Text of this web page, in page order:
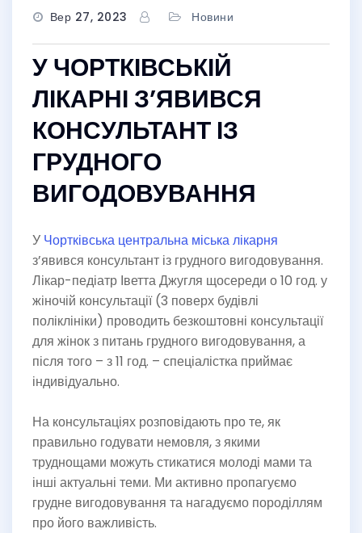
Вер 27, 2023 Новини
У ЧОРТКІВСЬКІЙ
ЛІКАРНІ З’ЯВИВСЯ
КОНСУЛЬТАНТ ІЗ
ГРУДНОГО
ВИГОДОВУВАННЯ
У Чортківська центральна міська лікарня
з’явився консультант із грудного вигодовування.
Лікар-педіатр Іветта Джугля щосереди о 10 год. у
жіночій консультації (3 поверх будівлі
поліклініки) проводить безкоштовні консультації
для жінок з питань грудного вигодовування, а
після того – з 11 год. – спеціалістка приймає
індивідуально.
На консультаціях розповідають про те, як
правильно годувати немовля, з якими
труднощами можуть стикатися молоді мами та
інші актуальні теми. Ми активно пропагуємо
грудне вигодовування та нагадуємо породіллям
про його важливість.